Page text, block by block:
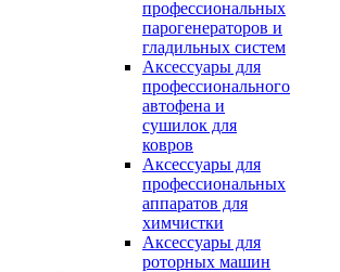
профессиональных
парогенераторов и
гладильных систем
Аксессуары для
профессионального
автофена и
сушилок для
ковров
Аксессуары для
профессиональных
аппаратов для
химчистки
Аксессуары для
роторных машин